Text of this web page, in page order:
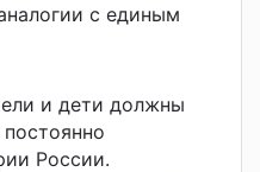
с единым
и дети должны
России.